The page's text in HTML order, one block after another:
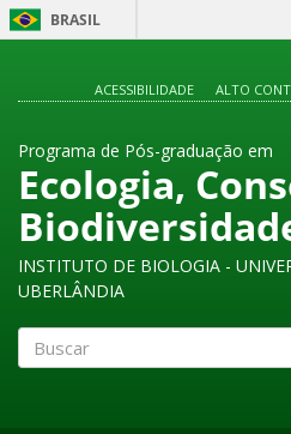
BRASIL
ACESSIBILIDADE
ALTO
Programa de Pós-graduação em
Ecologia,
INSTITUTO DE BIOLOGIA -
UBERLÂNDIA